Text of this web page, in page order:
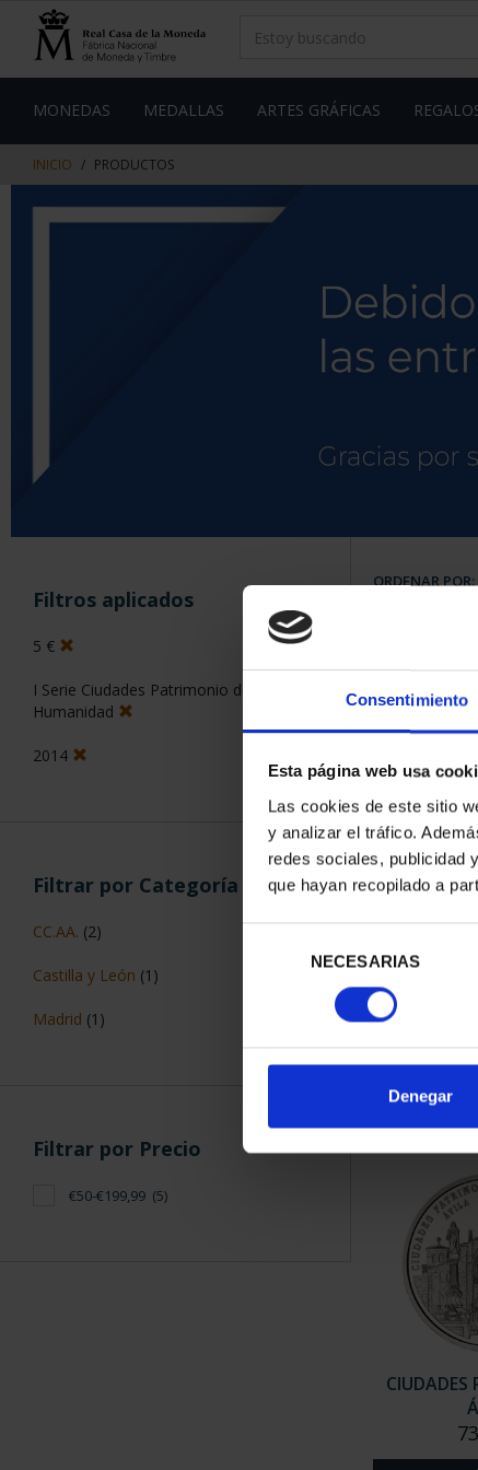
Consentimiento
Esta página web usa
Las cookies de este sitio
y analizar el tráfico.
redes sociales, publicidad
que hayan recopilado a
consentimiento
NECESARIAS
Denegar
contenido
de
MONEDAS MEDALLAS ARTES GRÁFICAS
INICIO PRODUCTOS
Filtros aplicados
5 €
I Serie Ciudades Patrimonio de la
Humanidad
2014
Filtrar por Categoría
CC.AA. (2)
Castilla y León (1)
Madrid (1)
Filtrar por Precio
€50-€199,99 (5)
ORDENAR POR:
5 Productos